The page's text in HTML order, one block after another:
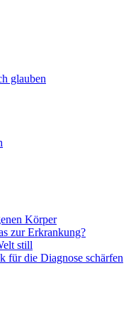
glauben
Körper
zur Erkrankung?
still
für die Diagnose schärfen